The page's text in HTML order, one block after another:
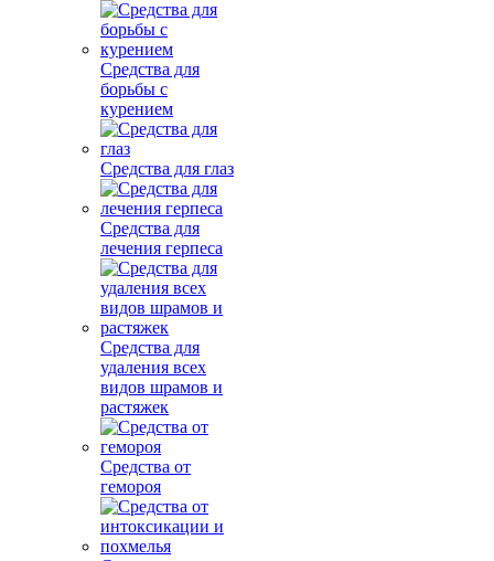
Средства для
борьбы с
курением
Средства для глаз
Средства для
лечения герпеса
Средства для
удаления всех
видов шрамов и
растяжек
Средства от
гемороя